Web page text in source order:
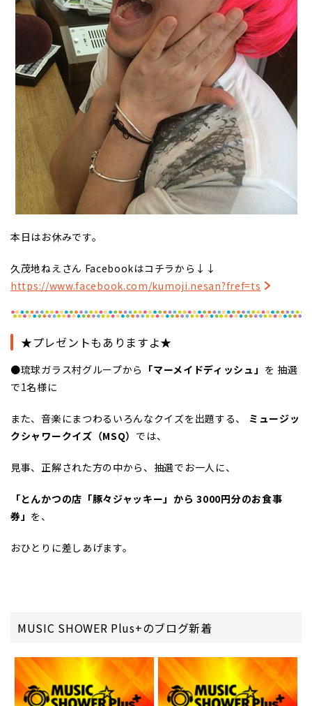
本日はお休みです。
久茂地ねえさん Facebookはコチラから↓↓
https://www.facebook.com/kumoji.nesan?fref=ts
★プレゼントもありますよ★
●琉球ガラス村グループから 「マーメイドディッシュ 」 を 抽選
で1名様に
また、音楽にまつわるいろんなクイズを出題する、
ミュージッ
クシャワークイズ（MSQ） では、
見事、正解された方の中から、抽選でお一人に、
「とんかつの店「豚々ジャッキー」から 3000円分のお食事
券」 を、
おひとりに差しあげます。
MUSIC SHOWER Plus+のブログ新着